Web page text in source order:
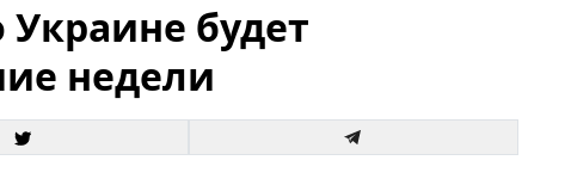
будет
недели